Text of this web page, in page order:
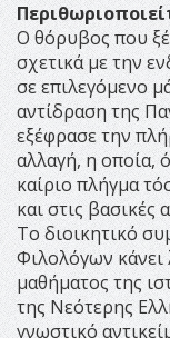
Ο θόρυβος που
σχετικά με την
σε επιλεγόμενο
αντίδραση της
εξέφρασε την
αλλαγή, η οποία,
καίριο πλήγμα
και στις βασικές
Το διοικητικό
Φιλολόγων κάνει
μαθήματος της
της Νεότερης
γνωστικό